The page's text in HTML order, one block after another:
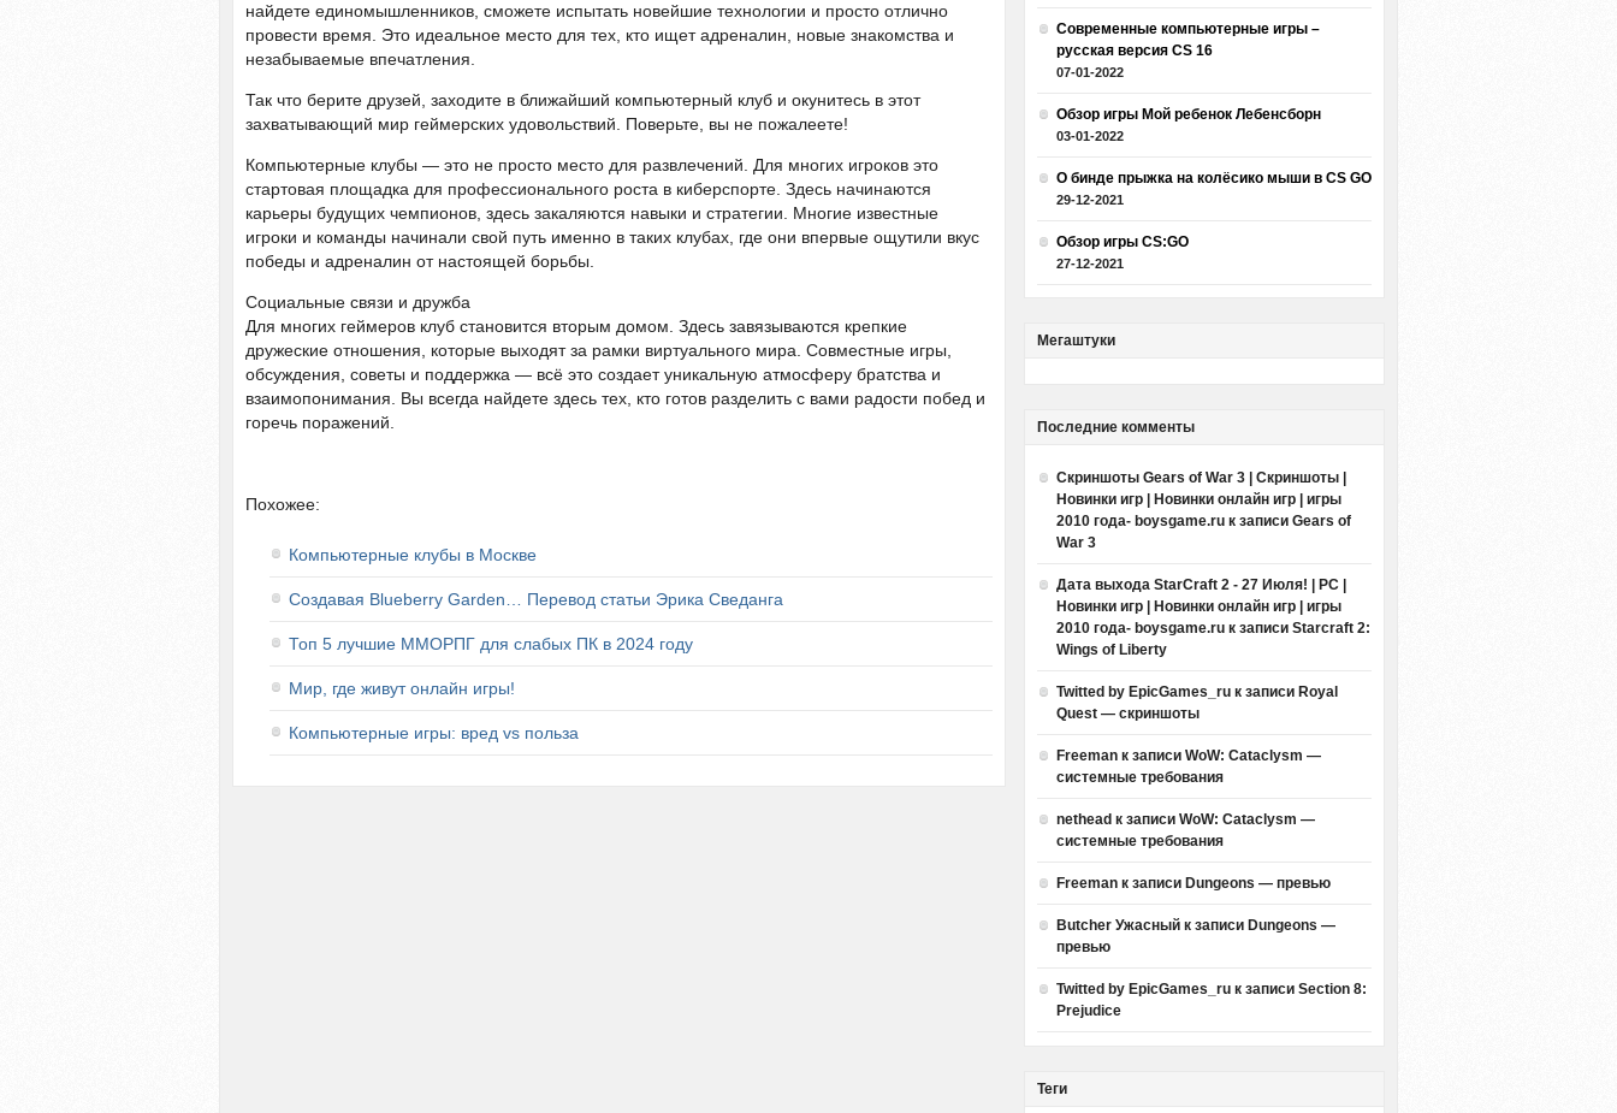
найдете единомышленников, сможете испытать новейшие технологии и просто отлично
провести время. Это идеальное место для тех, кто ищет адреналин, новые знакомства и
незабываемые впечатления.
Так что берите друзей, заходите в ближайший компьютерный клуб и окунитесь в этот
захватывающий мир геймерских удовольствий. Поверьте, вы не пожалеете!
Компьютерные клубы — это не просто место для развлечений. Для многих игроков это
стартовая площадка для профессионального роста в киберспорте. Здесь начинаются
карьеры будущих чемпионов, здесь закаляются навыки и стратегии. Многие известные
игроки и команды начинали свой путь именно в таких клубах, где они впервые ощутили вкус
победы и адреналин от настоящей борьбы.
Социальные связи и дружба
Для многих геймеров клуб становится вторым домом. Здесь завязываются крепкие
дружеские отношения, которые выходят за рамки виртуального мира. Совместные игры,
обсуждения, советы и поддержка — всё это создает уникальную атмосферу братства и
взаимопонимания. Вы всегда найдете здесь тех, кто готов разделить с вами радости побед и
горечь поражений.
Похожее:
Компьютерные клубы в Москве
Создавая Blueberry Garden… Перевод статьи Эрика Сведанга
Топ 5 лучшие ММОРПГ для слабых ПК в 2024 году
Мир, где живут онлайн игры!
Компьютерные игры: вред vs польза
Современные компьютерные игры –
русская версия CS 16
07-01-2022
Обзор игры Мой ребенок Лебенсборн
03-01-2022
О бинде прыжка на колёсико мыши в CS GO
29-12-2021
Обзор игры CS:GO
27-12-2021
Мегаштуки
Последние комменты
Скриншоты Gears of War 3 | Скриншоты |
Новинки игр | Новинки онлайн игр | игры
2010 года- boysgame.ru к записи Gears of
War 3
Дата выхода StarCraft 2 - 27 Июля! | PC |
Новинки игр | Новинки онлайн игр | игры
2010 года- boysgame.ru к записи Starcraft 2:
Wings of Liberty
Twitted by EpicGames_ru к записи Royal
Quest — скриншоты
Freeman к записи WoW: Cataclysm —
системные требования
nethead к записи WoW: Cataclysm —
системные требования
Freeman к записи Dungeons — превью
Butcher Ужасный к записи Dungeons —
превью
Twitted by EpicGames_ru к записи Section 8:
Prejudice
Теги